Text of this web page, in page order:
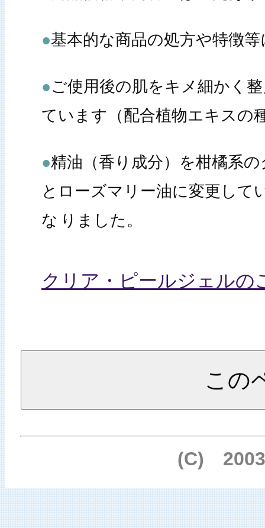
●基本的な商品の処方や特徴
●ご使用後の肌をキメ細かく
ています（配合植物エキスの
●精油（香り成分）を柑橘系
とローズマリー油に変更して
な りました。
クリア・ピールジェルの
(C)